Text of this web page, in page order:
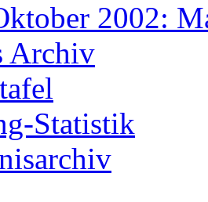
2002:
Archiv
Statistik